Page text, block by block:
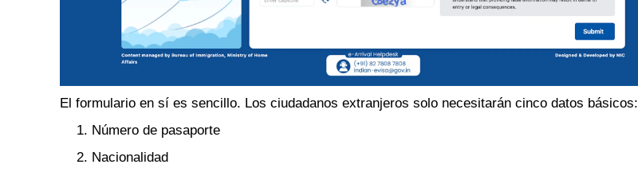
El formulario en sí es sencillo. Los ciudadanos extranjeros solo necesitarán cinco datos básicos:
Número de pasaporte
Nacionalidad